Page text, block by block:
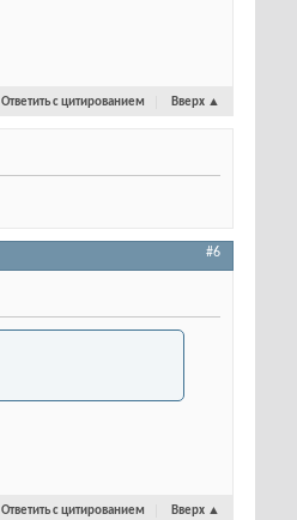
Ответить с цитированием Вверх ▲
#6
Ответить с цитированием Вверх ▲